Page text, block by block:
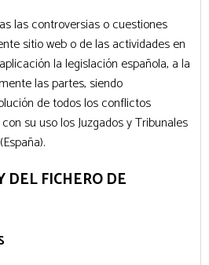
las controversias o cuestiones
sitio web o de las actividades en
la legislación española, a la
las partes, siendo
de todos los conflictos
su uso los Juzgados y Tribunales
DEL FICHERO DE